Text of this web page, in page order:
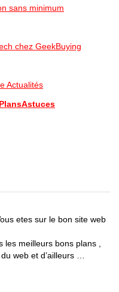
sans minimum
chez GeekBuying
Actualités
etes sur le bon site web
les meilleurs bons plans ,
web et d’ailleurs …